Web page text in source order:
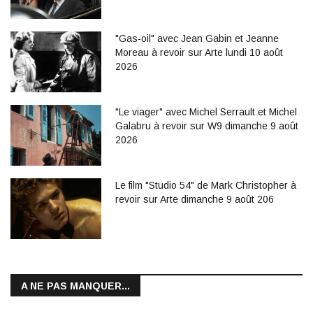
"Gas-oil" avec Jean Gabin et Jeanne
Moreau à revoir sur Arte lundi 10 août
2026
"Le viager" avec Michel Serrault et Michel
Galabru à revoir sur W9 dimanche 9 août
2026
Le film "Studio 54" de Mark Christopher à
revoir sur Arte dimanche 9 août 206
A NE PAS MANQUER...